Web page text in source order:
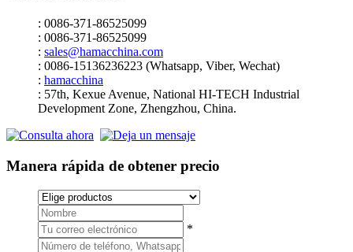
: 0086-371-86525099
: 0086-371-86525099
: sales@hamacchina.com
: 0086-15136236223 (Whatsapp, Viber, Wechat)
: hamacchina
: 57th, Kexue Avenue, National HI-TECH Industrial
Development Zone, Zhengzhou, China.
Manera rápida de obtener precio
*